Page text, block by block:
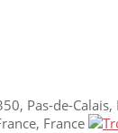
Pas-de-
France